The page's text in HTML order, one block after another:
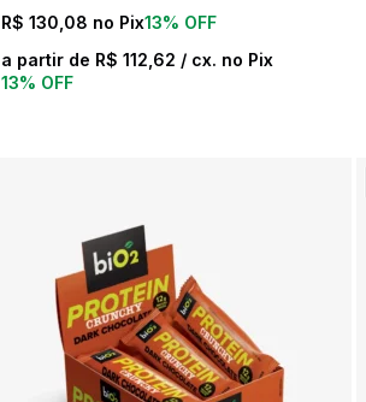
R$ 130,08
13% OFF
a partir de R$ 112,62 / cx. no Pix
13% OFF